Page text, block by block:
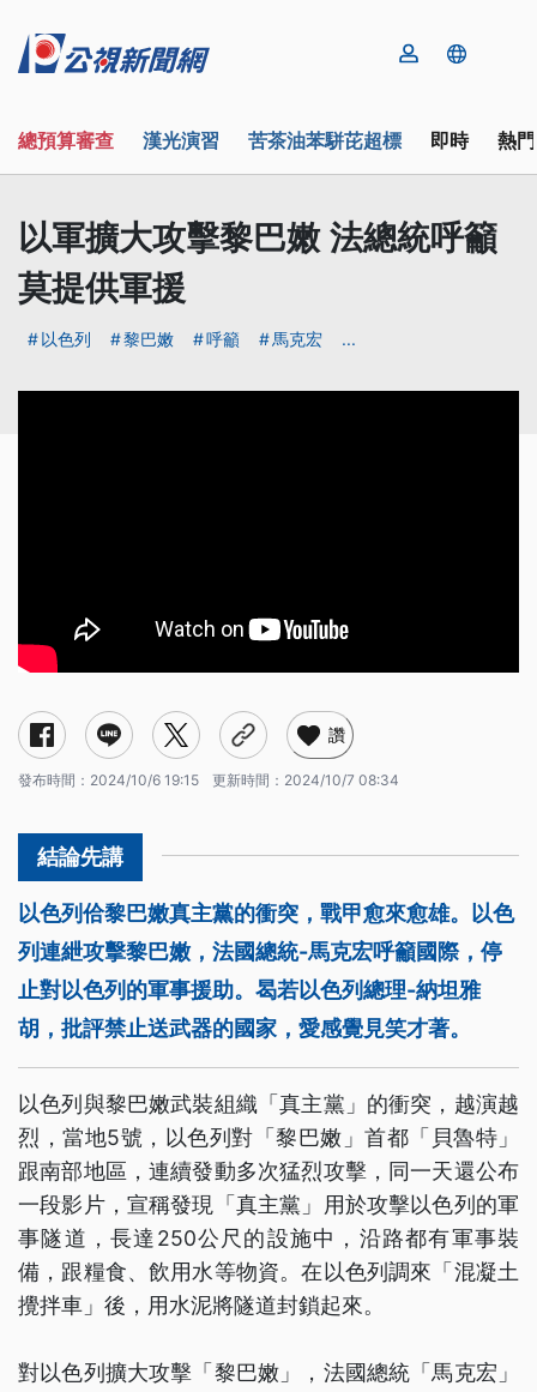
總預算審查 漢光演習 苦茶油苯駢芘超標 即時 熱
以軍擴大攻擊黎巴嫩 法總統呼籲
莫提供軍援
以色列 黎巴嫩 呼籲 馬克宏 ...
讚
發布時間： 2024/10/6 19:15 更新時間： 2024/10/7 08:34
以色列佮黎巴嫩真主黨的衝突，戰甲愈來愈雄。以色
列連紲攻擊黎巴嫩，法國總統-馬克宏呼籲國際，停
止對以色列的軍事援助。曷若以色列總理-納坦雅
胡，批評禁止送武器的國家，愛感覺見笑才著。
以色列與黎巴嫩武裝組織「真主黨」的衝突，越演越
烈，當地5號，以色列對「黎巴嫩」首都「貝魯特」
跟南部地區，連續發動多次猛烈攻擊，同一天還公布
一段影片，宣稱發現「真主黨」用於攻擊以色列的軍
事隧道，長達250公尺的設施中，沿路都有軍事裝
備，跟糧食、飲用水等物資。在以色列調來「混凝土
攪拌車」後，用水泥將隧道封鎖起來。
對以色列擴大攻擊「黎巴嫩」，法國總統「馬克宏」